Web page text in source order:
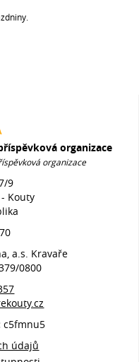
organizace
organizace
9
Kouty
a.s. Kravaře
0800
c5fmnu5
údajů